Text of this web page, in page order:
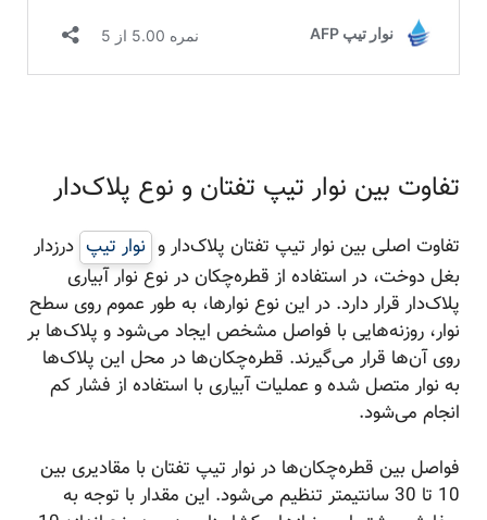
تفاوت بین نوار تیپ تفتان و نوع پلاک‌دار
تفاوت اصلی بین نوار تیپ تفتان پلاک‌دار و نوار تیپ درزدار
بغل دوخت، در استفاده از قطره‌چکان در نوع نوار آبیاری
پلاک‌دار قرار دارد. در این نوع نوارها، به طور عموم روی سطح
نوار، روزنه‌هایی با فواصل مشخص ایجاد می‌شود و پلاک‌ها بر
روی آن‌ها قرار می‌گیرند. قطره‌چکان‌ها در محل این پلاک‌ها
به نوار متصل شده و عملیات آبیاری با استفاده از فشار کم
انجام می‌شود.
فواصل بین قطره‌چکان‌ها در نوار تیپ تفتان با مقادیری بین
10 تا 30 سانتیمتر تنظیم می‌شود. این مقدار با توجه به